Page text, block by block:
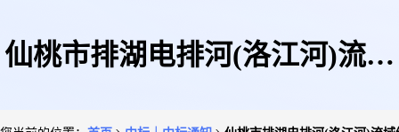
仙桃市排湖电排河(洛江河)流域